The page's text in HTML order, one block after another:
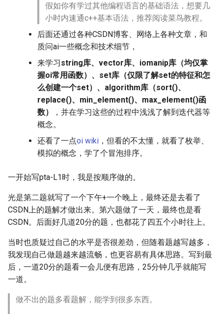
假如你有学过其他编程语言的基础语法，想要几
小时内速通c++基本语法，推荐阅读菜鸟教程。
后面还通过各种CSDN博客、网络上各种文章，和
质问ai一些概念和技术细节，
来学习string库、vector库、iomanip库（均仅掌
握oi常用函数）、set库（仅限了解set的特征和怎
么创建一个set）、algorithm库（sort()、
replace()、min_element()、max_element()函
数）
，并在学习这些的过程中浅浅了解到迭代器等
概念。
还看了一点oi wiki ，但看的不太懂，就看了枚举、
模拟的概念，学了个冒泡排序。
一开始写pta-L1时，我是按顺序做的。
光是第二题就写了一个下午+一个晚上，最终还是去看了
CSDN上的题解才做出来。第六题做了一天，最终也是看
CSDN。后面好几道20分的题，也都花了四五个小时往上。
当时也质疑过自己的水平是否很差劲，但随着题越写越多，
我发现自己做题越来越流畅，也更容易有具体思路。写到最
后，一道20分的题看一会儿便有思路，25分钟几乎就能写
一道。
做不出的题多看题解，能学到很多东西。